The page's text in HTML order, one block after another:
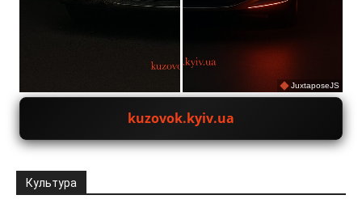
JuxtaposeJS
kuzovok.kyiv.ua
Культура